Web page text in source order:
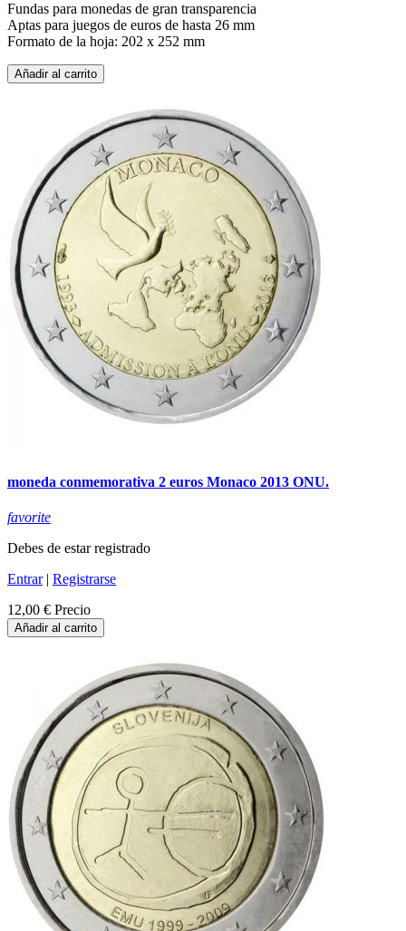
Fundas para monedas de gran transparencia
Aptas para juegos de euros de hasta 26 mm
Formato de la hoja: 202 x 252 mm
Añadir al carrito
moneda conmemorativa 2 euros Monaco 2013 ONU.
favorite
Debes de estar registrado
Entrar| Registrarse
12,00 € Precio
Añadir al carrito